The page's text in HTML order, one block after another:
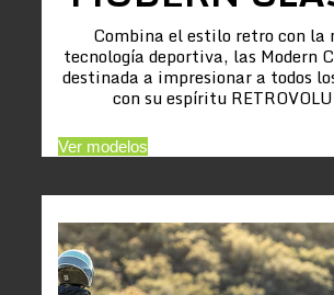
Combina el estilo retro con la
tecnología deportiva, las Modern
destinada a impresionar a todos
con su espíritu
Ver modelos